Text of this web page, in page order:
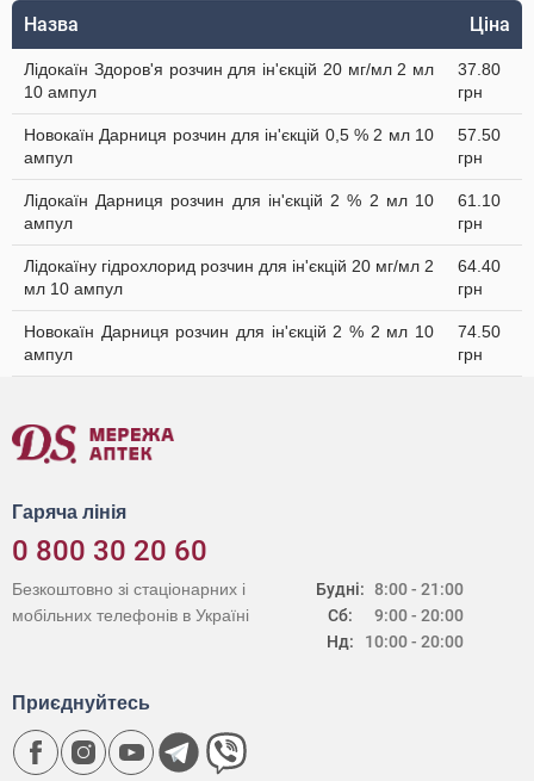
Назва Ціна
Лідокаїн Здоров'я розчин для ін'єкцій 20 мг/мл 2 мл
10 ампул
37.80
грн
Новокаїн Дарниця розчин для ін'єкцій 0,5 % 2 мл 10
ампул
57.50
грн
Лідокаїн Дарниця розчин для ін'єкцій 2 % 2 мл 10
ампул
61.10
грн
Лідокаїну гідрохлорид розчин для ін'єкцій 20 мг/мл 2
мл 10 ампул
64.40
грн
Новокаїн Дарниця розчин для ін'єкцій 2 % 2 мл 10
ампул
74.50
грн
Гаряча лінія
0 800 30 20 60
Будні:
Сб:
Нд:
8:00 - 21:00
9:00 - 20:00
10:00 - 20:00
Безкоштовно зі стаціонарних і
мобільних телефонів в Україні
Приєднуйтесь